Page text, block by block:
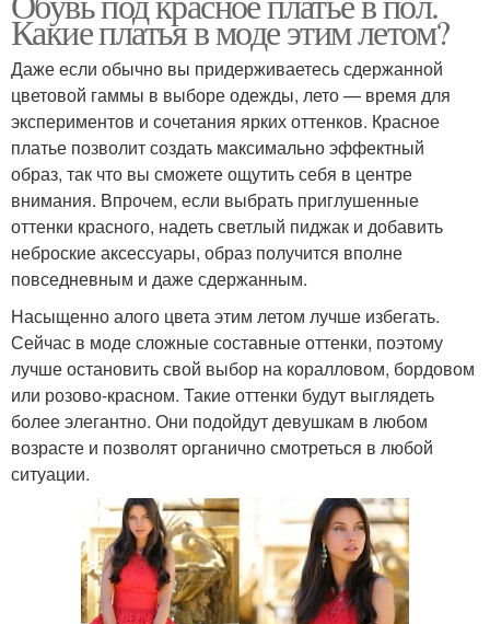
Какие платья в моде этим летом?
Даже если обычно вы придерживаетесь сдержанной
цветовой гаммы в выборе одежды, лето — время для
экспериментов и сочетания ярких оттенков. Красное
платье позволит создать максимально эффектный
образ, так что вы сможете ощутить себя в центре
внимания. Впрочем, если выбрать приглушенные
оттенки красного, надеть светлый пиджак и добавить
неброские аксессуары, образ получится вполне
повседневным и даже сдержанным.
Насыщенно алого цвета этим летом лучше избегать.
Сейчас в моде сложные составные оттенки, поэтому
лучше остановить свой выбор на коралловом, бордовом
или розово-красном. Такие оттенки будут выглядеть
более элегантно. Они подойдут девушкам в любом
возрасте и позволят органично смотреться в любой
ситуации.